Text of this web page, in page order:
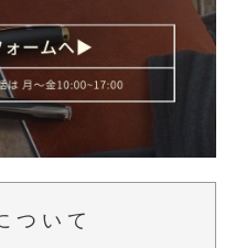
ついて